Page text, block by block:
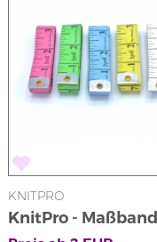
KNITPRO
KnitPro - Maßband